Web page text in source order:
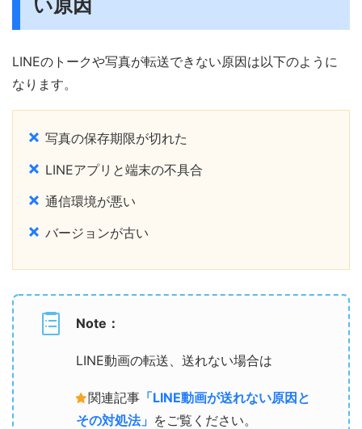
い原因
LINEのトークや写真が転送できない原因は以下のように
なります。
写真の保存期限が切れた
LINEアプリと端末の不具合
通信環境が悪い
バージョンが古い
Note：
LINE動画の転送、送れない場合は
関連記事 「LINE動画が送れない原因と
その対処法」 をご覧ください。